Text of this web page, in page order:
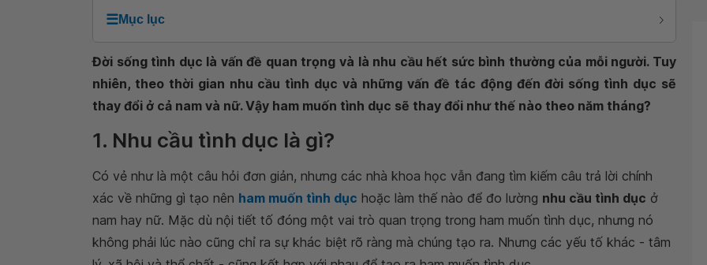
☰Mục lục
Đời sống tình dục là vấn đề quan trọng và là nhu cầu hết sức bình thường của mỗi người. Tuy
nhiên, theo thời gian nhu cầu tình dục và những vấn đề tác động đến đời sống tình dục sẽ
thay đổi ở cả nam và nữ. Vậy ham muốn tình dục sẽ thay đổi như thế nào theo năm tháng?
1. Nhu cầu tình dục là gì?
Có vẻ như là một câu hỏi đơn giản, nhưng các nhà khoa học vẫn đang tìm kiếm câu trả lời chính
xác về những gì tạo nên ham muốn tình dục hoặc làm thế nào để đo lường nhu cầu tình dục ở
nam hay nữ. Mặc dù nội tiết tố đóng một vai trò quan trọng trong ham muốn tình dục, nhưng nó
không phải lúc nào cũng chỉ ra sự khác biệt rõ ràng mà chúng tạo ra. Nhưng các yếu tố khác - tâm